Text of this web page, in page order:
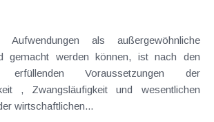
als außergewöhnliche
gemacht werden können, ist nach den
wirtschaftlichen...